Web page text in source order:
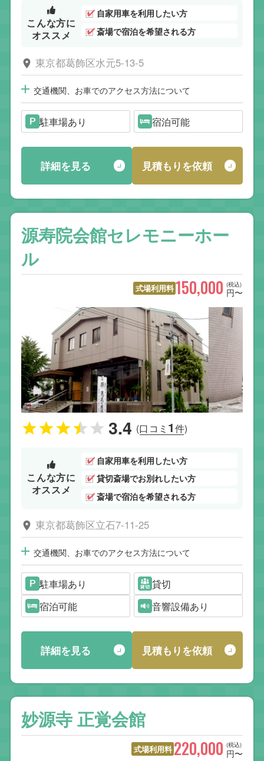
こんな方に
オススメ
自家用車を利用したい方
斎場で宿泊を希望される方
東京都葛飾区水元5-13-5
交通機関、お車でのアクセス方法について
駐車場あり 宿泊可能
詳細を見る 見積もりを依頼
源寿院会館セレモニーホー
ル
式場利用料 (税込)
150,000 円〜
3.4 (口コミ 1件)
こんな方に
オススメ
自家用車を利用したい方
貸切斎場でお別れしたい方
斎場で宿泊を希望される方
東京都葛飾区立石7-11-25
交通機関、お車でのアクセス方法について
駐車場あり
貸切
宿泊可能
音響設備あり
詳細を見る 見積もりを依頼
妙源寺 正覚会館
式場利用料 (税込)
220,000 円〜